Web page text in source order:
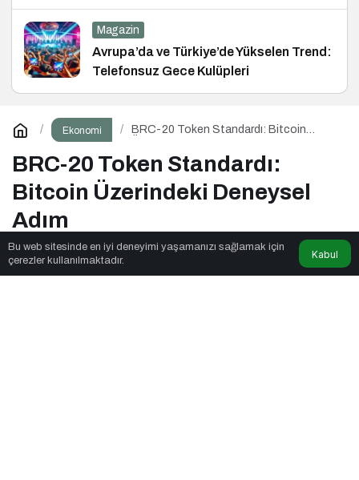
Magazin
Avrupa’da ve Türkiye’de Yükselen Trend:
Telefonsuz Gece Kulüpleri
Ekonomi
BRC-20 Token Standardı: Bitcoin
BRC-20 Token Standardı:
Bitcoin Üzerindeki Deneysel
Adım
Bu web sitesinde en iyi deneyimi yaşamanızı sağlamak için
çerezler kullanılmaktadır.
Kabul